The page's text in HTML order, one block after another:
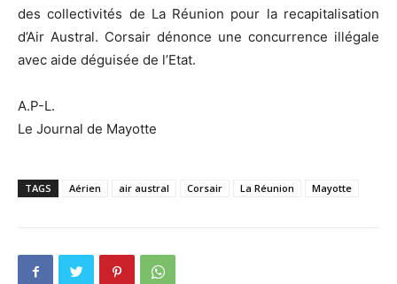
des collectivités de La Réunion pour la recapitalisation
d’Air Austral. Corsair dénonce une concurrence illégale
avec aide déguisée de l’Etat.
A.P-L.
Le Journal de Mayotte
TAGS Aérien air austral Corsair La Réunion Mayotte